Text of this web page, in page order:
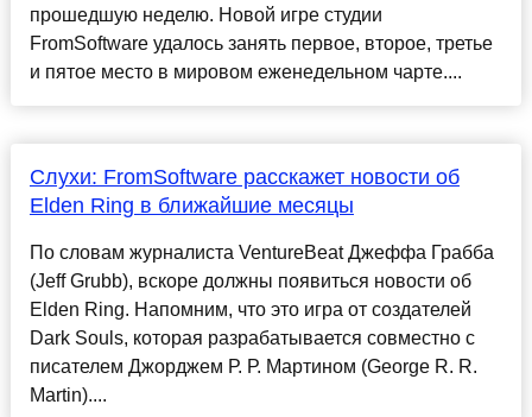
прошедшую неделю. Новой игре студии
FromSoftware удалось занять первое, второе, третье
и пятое место в мировом еженедельном чарте....
Слухи: FromSoftware расскажет новости об
Elden Ring в ближайшие месяцы
По словам журналиста VentureBeat Джеффа Грабба
(Jeff Grubb), вскоре должны появиться новости об
Elden Ring. Напомним, что это игра от создателей
Dark Souls, которая разрабатывается совместно с
писателем Джорджем Р. Р. Мартином (George R. R.
Martin)....